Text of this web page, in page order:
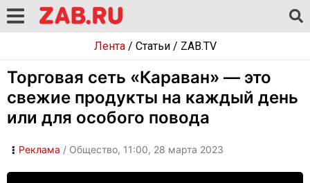
Лента/ Статьи/ ZAB.TV
Торговая сеть «Караван» — это
свежие продукты на каждый день
или для особого повода
Реклама / Общество, 11:00, 28 марта 2023